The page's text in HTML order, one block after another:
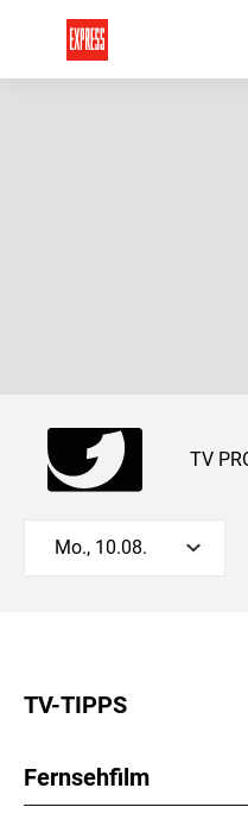
TV
Mo., 10.08.
TV-TIPPS
Fernsehfilm